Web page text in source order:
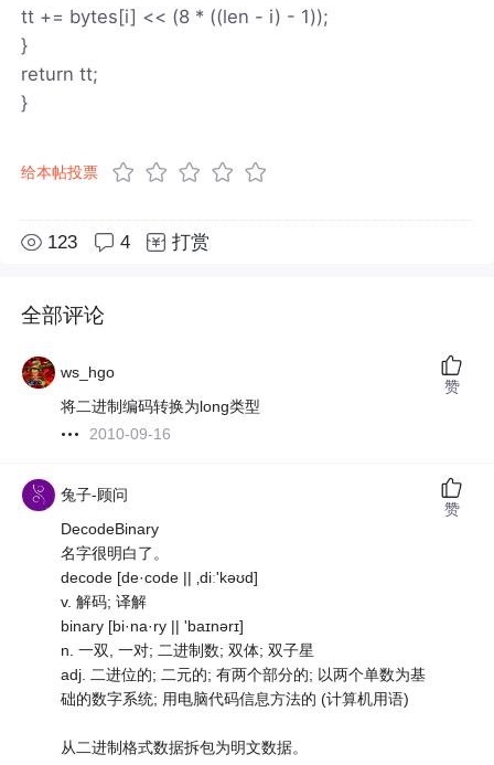
tt += bytes[i] << (8 * ((len - i) - 1));
}
return tt;
}
给本帖投票
123 4 打赏
全部评论
ws_hgo
将二进制编码转换为long类型
2010-09-16
赞
兔子-顾问
DecodeBinary
名字很明白了。
decode [de·code || ‚diː'kəʊd]
v. 解码; 译解
binary [bi·na·ry || 'baɪnərɪ]
n. 一双, 一对; 二进制数; 双体; 双子星
adj. 二进位的; 二元的; 有两个部分的; 以两个单数为基
础的数字系统; 用电脑代码信息方法的 (计算机用语)
从二进制格式数据拆包为明文数据。
赞